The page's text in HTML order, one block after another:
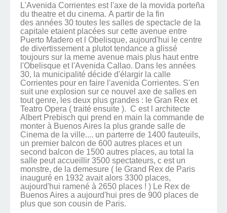
L'Avenida Corrientes est l'axe de la movida porteña
du theatre et du cinema. A partir de la fin
des années 30 toutes les salles de spectacle de la
capitale etaient placées sur cette avenue entre
Puerto Madero et l Obelisque, aujourd'hui le centre
de divertissement a plutot tendance a glissé
toujours sur la meme avenue mais plus haut entre
l'Obelisque et l'Avenida Callao. Dans les années
30, la municipalité décide d'élargir la calle
Corrientes pour en faire l'avenida Corrientes. S'en
suit une explosion sur ce nouvel axe de salles en
tout genre, les deux plus grandes : le Gran Rex et
Teatro Opera ( traité ensuite ). C est l architecte
Albert Prebisch qui prend en main la commande de
monter à Buenos Aires la plus grande salle de
Cinema de la ville.... un parterre de 1400 fauteuils,
un premier balcon de 600 autres places et un
second balcon de 1500 autres places, au total la
salle peut accueillir 3500 spectateurs, c est un
monstre, de la demesure ( le Grand Rex de Paris
inauguré en 1932 avait alors 3300 places,
aujourd'hui ramené à 2650 places ! ) Le Rex de
Buenos Aires a aujourd'hui pres de 900 places de
plus que son cousin de Paris.